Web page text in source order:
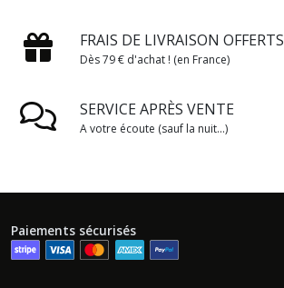
FRAIS DE LIVRAISON OFFERTS
Dès 79 € d'achat ! (en France)
SERVICE APRÈS VENTE
A votre écoute (sauf la nuit...)
Paiements sécurisés